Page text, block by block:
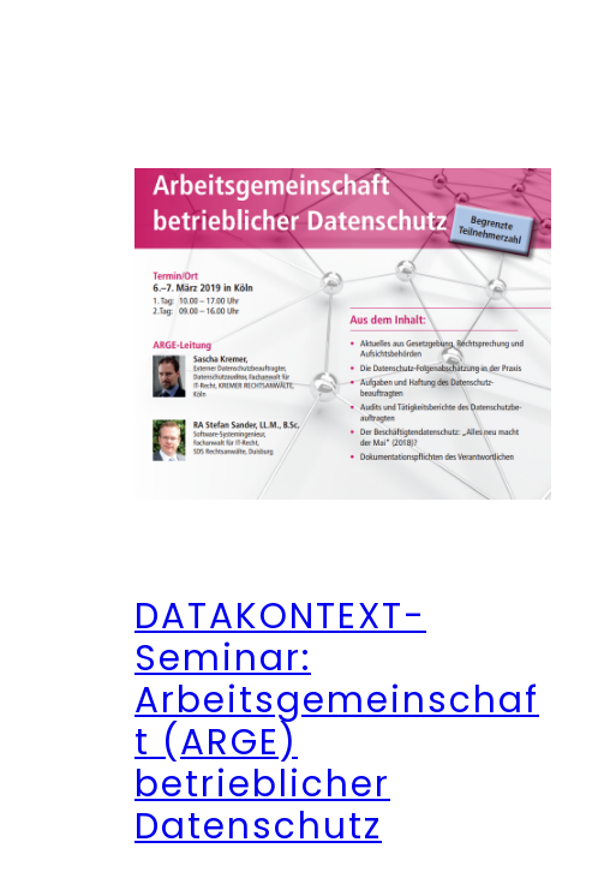
DATAKONTEXT-
Seminar:
Arbeitsgemeinschaf
t (ARGE)
betrieblicher
Datenschutz